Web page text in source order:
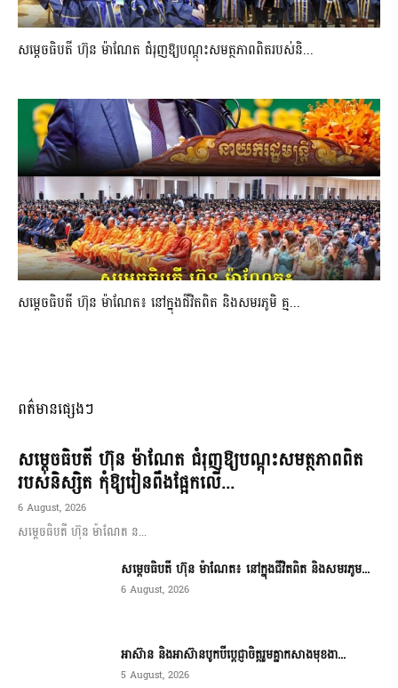
សម្តេចធិបតី ហ៊ុន ម៉ាណែត ជំរុញឱ្យបណ្តុះសមត្ថភាពពិតរបស់និ...
សម្តេចធិបតី ហ៊ុន ម៉ាណែត៖ នៅក្នុងជីវិតពិត និងសមរភូមិ គ្ម...
ពត៌មានផ្សេងៗ
សម្តេចធិបតី ហ៊ុន ម៉ាណែត ជំរុញឱ្យបណ្តុះសមត្ថភាពពិត
របស់និស្សិត កុំឱ្យរៀនពឹងផ្អែកលើ...
6 August, 2026
សម្តេចធិបតី ហ៊ុន ម៉ាណែត ន...
សម្តេចធិបតី ហ៊ុន ម៉ាណែត៖ នៅក្នុងជីវិតពិត និងសមរភូម...
6 August, 2026
អាស៊ាន និងអាស៊ានបូកបីប្តេជ្ញាចិត្តរួមគ្នាកសាងមុខងា...
5 August, 2026